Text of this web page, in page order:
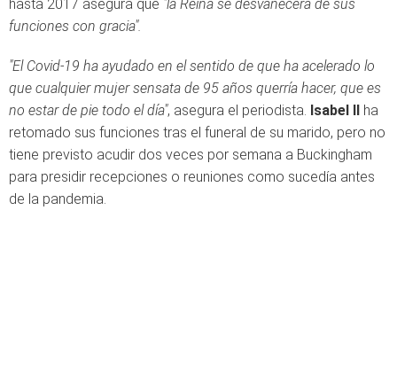
hasta 2017 asegura que "la Reina se desvanecerá de sus
funciones con gracia".
"El Covid-19 ha ayudado en el sentido de que ha acelerado lo
que cualquier mujer sensata de 95 años querría hacer, que es
no estar de pie todo el día", asegura el periodista. Isabel II ha
retomado sus funciones tras el funeral de su marido, pero no
tiene previsto acudir dos veces por semana a Buckingham
para presidir recepciones o reuniones como sucedía antes
de la pandemia.